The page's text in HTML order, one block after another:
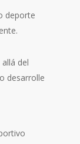
deporte
del
desarrolle